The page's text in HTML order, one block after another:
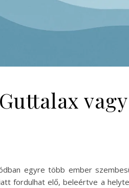
Guttalax
egyre több ember
fordulhat elő, beleértve a